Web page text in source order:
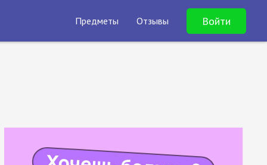
Предметы Отзывы Войти